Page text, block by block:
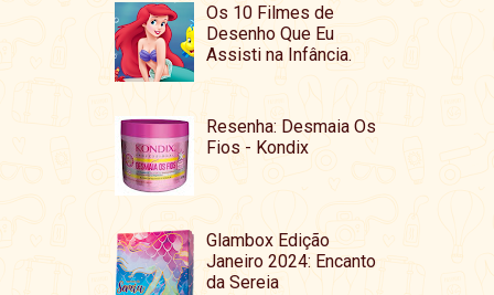
Os 10 Filmes de
Desenho Que Eu
Assisti na Infância.
Resenha: Desmaia Os
Fios - Kondix
Glambox Edição
Janeiro 2024: Encanto
da Sereia